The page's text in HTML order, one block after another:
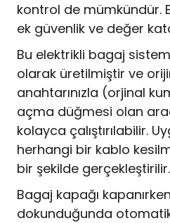
kontrol de mümkündür.
ek güvenlik ve değer
Bu elektrikli bagaj
olarak üretilmiştir ve
anahtarınızla (orjinal
açma düğmesi olan
kolayca çalıştırılabilir.
herhangi bir kablo
bir şekilde gerçekleştirilir.
Bagaj kapağı
dokunduğunda